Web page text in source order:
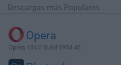
Descargas más Populares
Opera
Opera 134.0 Build 5954.46